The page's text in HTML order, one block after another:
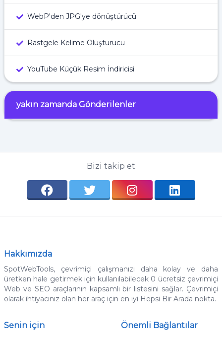
WebP'den JPG'ye dönüştürücü
Rastgele Kelime Oluşturucu
YouTube Küçük Resim İndiricisi
yakın zamanda Gönderilenler
Bizi takip et
Hakkımızda
SpotWebTools, çevrimiçi çalışmanızı daha kolay ve daha
üretken hale getirmek için kullanılabilecek 0 ücretsiz çevrimiçi
Web ve SEO araçlarının kapsamlı bir listesini sağlar. Çevrimiçi
olarak ihtiyacınız olan her araç için en iyi Hepsi Bir Arada nokta.
Senin için Önemli Bağlantılar